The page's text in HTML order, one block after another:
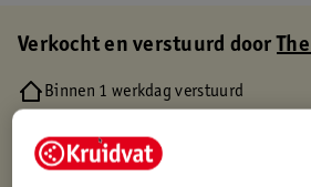
Verkocht en verstuurd door
Binnen 1 werkdag verstuurd
Gratis retourneren via verkooppartner.
Gratis punten met je Kruidvat kaart